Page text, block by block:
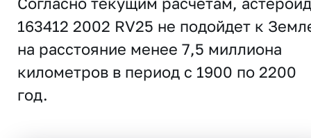
163412 2002 RV25 не подойдет к
на расстояние менее 7,5 миллиона
километров в период с 1900 по 2200
год.